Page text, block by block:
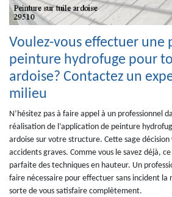
Voulez-vous effectuer une
peinture hydrofuge pour
ardoise? Contactez un
milieu
N’hésitez pas à faire appel à un professionnel
réalisation de l’application de peinture
ardoise sur votre structure. Cette sage décision
accidents graves. Comme vous le savez déjà,
parfaite des techniques en hauteur. Un
faire nécessaire pour effectuer sans incident la
sorte de vous satisfaire complètement.